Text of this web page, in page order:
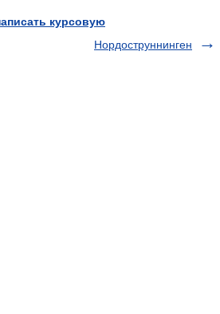
курсовую
Нордоструннинген